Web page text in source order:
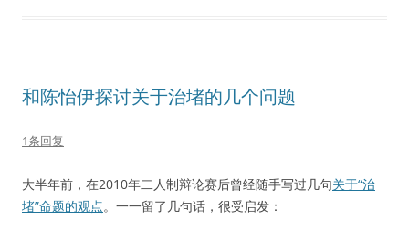
和陈怡伊探讨关于治堵的几个问题
1条回复
大半年前，在2010年二人制辩论赛后曾经随手写过几句关于“治
堵”命题的观点。一一留了几句话，很受启发：